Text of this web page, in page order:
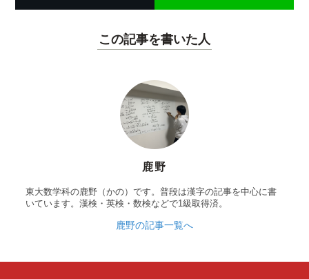
この記事を書いた人
鹿野
東大数学科の鹿野（かの）です。普段は漢字の記事を中心に書
いています。漢検・英検・数検などで1級取得済。
鹿野の記事一覧へ